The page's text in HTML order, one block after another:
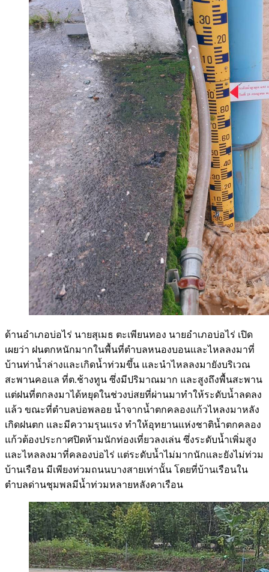
ด้านอำเภอบ่อไร่ นายสุเมธ ตะเพียนทอง นายอำเภอบ่อไร่ เปิด
เผยว่า ฝนตกหนักมากในพื้นที่ตำบลหนองบอนและไหลลงมาที่
บ้านท่าน้ำล่างและเกิดน้ำท่วมขึ้น และนำไหลลงมายังบริเวณ
สะพานคอแล ที่ต.ช้างทูน ซึ่งมีปริมาณมาก และสูงถึงพื้นสะพาน
แต่ฝนที่ตกลงมาได้หยุดในช่วงบ่สยที่ผ่านมาทำให้ระดับน้ำลดลง
แล้ว ขณะที่ตำบลบ่อพลอย น้ำจากน้ำตกคลองแก้วไหลงมาหลัง
เกิดฝนตก และมีความรุนแรง ทำให้อุทยานแห่งชาติน้ำตกคลอง
แก้วต้องประกาศปิดห้ามนักท่องเที่ยวลงเล่น ซึ่งระดับน้ำเพิ่มสูง
และไหลลงมาที่คลองบ่อไร่ แต่ระดับน้ำไม่มากนักและยังไม่ท่วม
บ้านเรือน มีเพียงท่วมถนนบางสายเท่านั้น โดยที่บ้านเรือนใน
ตำบลด่านชุมพลมีน้ำท่วมหลายหลังคาเรือน